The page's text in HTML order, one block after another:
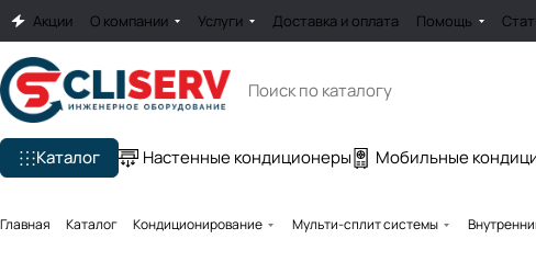
Акции О компании Услуги Доставка и оплата Помощь
Каталог Настенные кондиционеры Мобильные
Главная Каталог Кондиционирование Мульти-сплит системы